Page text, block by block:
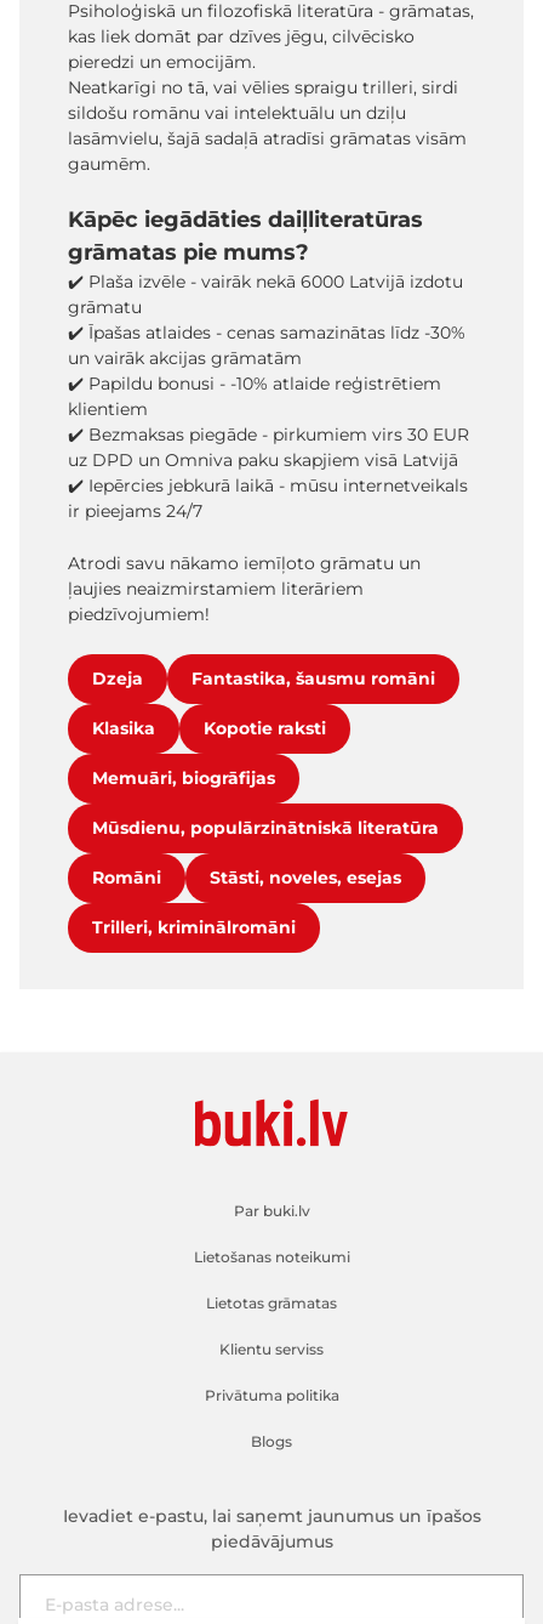
Psiholoģiskā un filozofiskā literatūra - grāmatas,
kas liek domāt par dzīves jēgu, cilvēcisko
pieredzi un emocijām.
Neatkarīgi no tā, vai vēlies spraigu trilleri, sirdi
sildošu romānu vai intelektuālu un dziļu
lasāmvielu, šajā sadaļā atradīsi grāmatas visām
gaumēm.
Kāpēc iegādāties daiļliteratūras
grāmatas pie mums?
✔️ Plaša izvēle - vairāk nekā 6000 Latvijā izdotu
grāmatu
✔️ Īpašas atlaides - cenas samazinātas līdz -30%
un vairāk akcijas grāmatām
✔️ Papildu bonusi - -10% atlaide reģistrētiem
klientiem
✔️ Bezmaksas piegāde - pirkumiem virs 30 EUR
uz DPD un Omniva paku skapjiem visā Latvijā
✔️ Iepērcies jebkurā laikā - mūsu internetveikals
ir pieejams 24/7
Atrodi savu nākamo iemīļoto grāmatu un
ļaujies neaizmirstamiem literāriem
piedzīvojumiem!
Dzeja Fantastika, šausmu romāni
Klasika Kopotie raksti
Memuāri, biogrāfijas
Mūsdienu, populārzinātniskā literatūra
Romāni Stāsti, noveles, esejas
Trilleri, kriminālromāni
Par buki.lv
Lietošanas noteikumi
Lietotas grāmatas
Klientu serviss
Privātuma politika
Blogs
Ievadiet e-pastu, lai saņemt jaunumus un īpašos
piedāvājumus